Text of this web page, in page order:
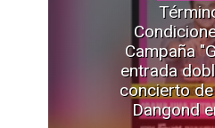
Campaña
entrada
concierto
Dangond